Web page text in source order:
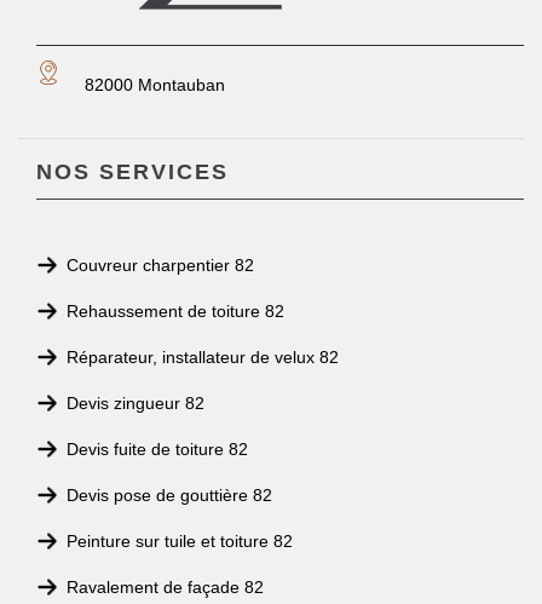
82000 Montauban
NOS SERVICES
Couvreur charpentier 82
Rehaussement de toiture 82
Réparateur, installateur de velux 82
Devis zingueur 82
Devis fuite de toiture 82
Devis pose de gouttière 82
Peinture sur tuile et toiture 82
Ravalement de façade 82